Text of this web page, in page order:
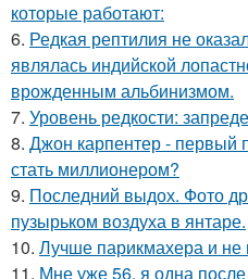
которые работают:
6. Редкая рептилия не
являлась индийской
врожденным альбинизмом.
7. Уровень редкости:
8. Джон карпентер - первый
стать миллионером?
9. Последний выдох. Фото
пузырьком воздуха в янтаре.
10. Лучше парикмахера и не
11. Мне уже 56, я одна